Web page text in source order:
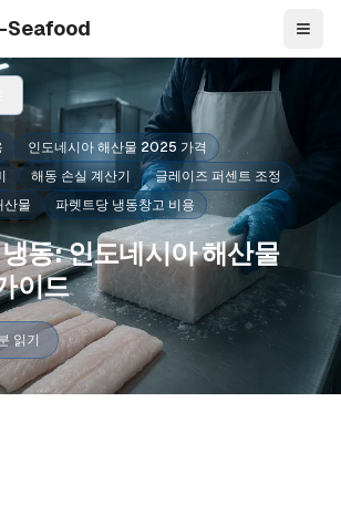
Seafood 탐색
인도네시아 해산물 2025 가격
해동 손실 계산기
글레이즈 퍼센트 조정
산물
파렛트당 냉동창고 비용
동: 인도네시아 해산물
이드
읽기